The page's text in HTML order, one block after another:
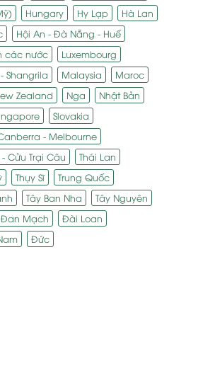
Hungary Hy Lạp
Hà Lan
Hội An - Đà Nẵng - Huế
các nước
Luxembourg
Shangrila
Malaysia
Maroc
Zealand Nga
Nhật Bản
Slovakia
- Melbourne
Cửu Trại Câu
Thái Lan
Thụy Sĩ
Trung Quốc
Tây Ban Nha
Tây Nguyên
Đan Mạch
Đài Loan
Đức